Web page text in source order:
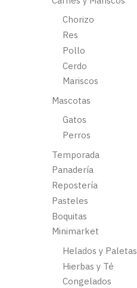
Chorizo
Res
Pollo
Cerdo
Mariscos
Mascotas
Gatos
Perros
Temporada
Panadería
Repostería
Pasteles
Boquitas
Minimarket
Helados y Paletas
Hierbas y Té
Congelados